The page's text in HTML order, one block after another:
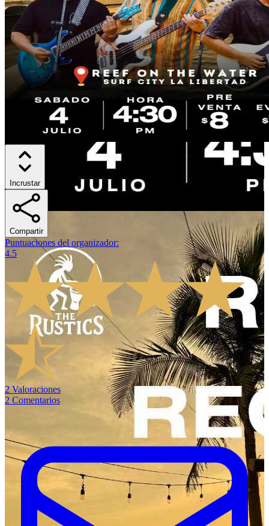
Incrustar
Compartir
Puntuaciones del organizador:
4.5
2 Valoraciones
2 Comentarios